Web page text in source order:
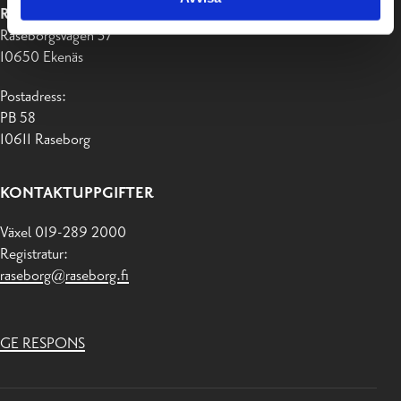
RASEBORGS STAD
Raseborgsvägen 37
10650 Ekenäs
Postadress:
PB 58
10611 Raseborg
KONTAKTUPPGIFTER
Växel 019-289 2000
Registratur:
raseborg@raseborg.fi
GE RESPONS